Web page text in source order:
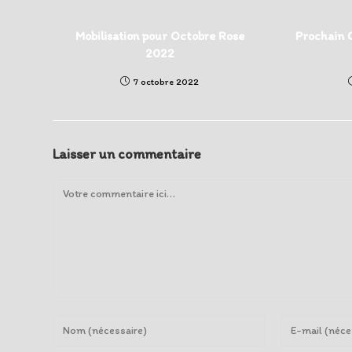
Mobilisation pour Octobre Rose
2022
7 octobre 2022
Prochain
Laisser un commentaire
Comment